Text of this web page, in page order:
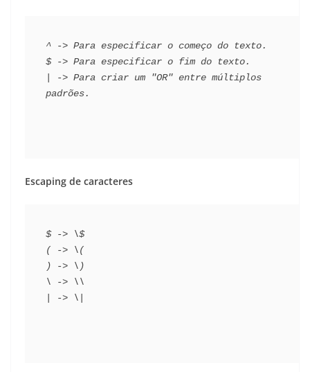
^ -> Para especificar o começo do texto.
$ -> Para especificar o fim do texto.
| -> Para criar um "OR" entre múltiplos
padrões.
Escaping de caracteres
$ -> \$
( -> \(
) -> \)
\ -> \\
| -> \|